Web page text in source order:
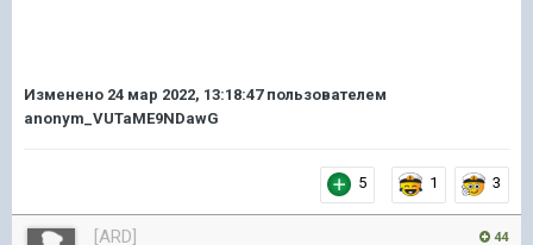
Изменено 24 мар 2022, 13:18:47пользователем
anonym_VUTaME9NDawG
5 1 3
44
[ARD]